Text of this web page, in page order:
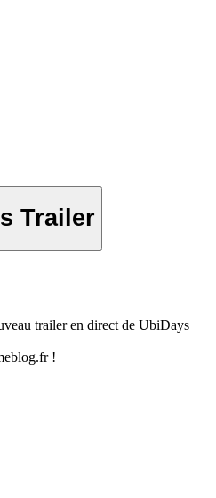
Trailer
trailer en direct de UbiDays
!